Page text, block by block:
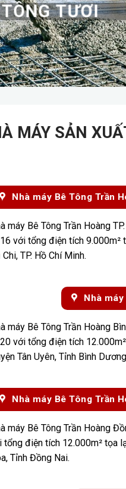
TƯƠI
MÁY SẢN
Nhà máy Bê Tông Trần
máy Bê Tông Trần Hoàng
với tổng điện tích 9.000m²
Chi, TP. Hồ Chí Minh.
Nhà
máy Bê Tông Trần Hoàng
với tổng điện tích
Tân Uyên, Tỉnh Bình
Nhà máy Bê Tông Trần
máy Bê Tông Trần Hoàng
tổng điện tích 12.000m² tọa
Tỉnh Đồng Nai.